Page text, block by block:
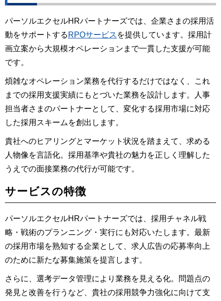
パーソルエクセルHRパートナーズでは、企業さまの採用活
動をサポートする RPOサービス を提供しています。採用計
画立案から大規模オペレーションまで一貫した支援が可能
です。
煩雑なオペレーション業務を代行するだけではなく、これ
までの採用支援実績にもとづいた業務を設計します。人事
担当者さまのパートナーとして、変化する採用市場に対応
した採用スキームを創出します。
貴社へのヒアリングとマーケット状況を踏まえて、求める
人物像を言語化。採用基準や貴社の魅力を正しく理解した
うえでの面接業務の代行が可能です。
サービスの特徴
パーソルエクセルHRパートナーズでは、採用チャネル戦
略・戦術のプランニング・実行にも対応いたします。最新
の採用市場を熟知する企業として、求人広告の応募率向上
のために新たな募集施策を提言します。
さらに、選考データ管理により業務を見える化。問題点の
発見と改善を行うなど、貴社の採用競争力強化に向けて支